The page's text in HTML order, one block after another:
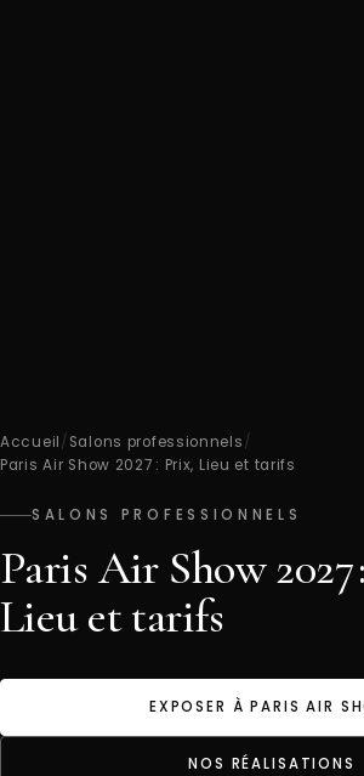
Accueil/ Salons professionnels/
Paris Air Show 2027 : Prix, Lieu et tarifs
SALONS PROFESSIONNELS
Paris Air Show 2027
Lieu et tarifs
EXPOSER À PARIS AIR
NOS RÉALISATIONS